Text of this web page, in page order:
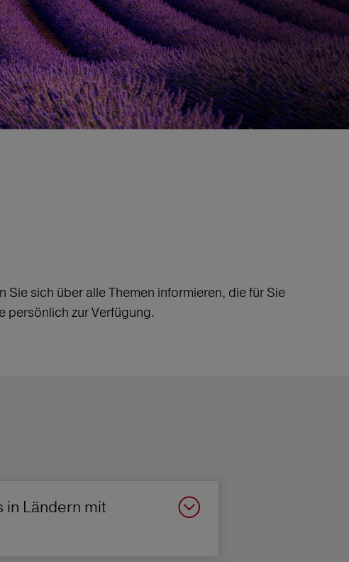
sich über alle Themen informieren, die für Sie
persönlich zur Verfügung.
in Ländern mit